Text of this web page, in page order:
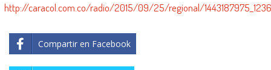
http://caracol.com.co/radio/2015/09/25/regional/
Compartir en Facebook